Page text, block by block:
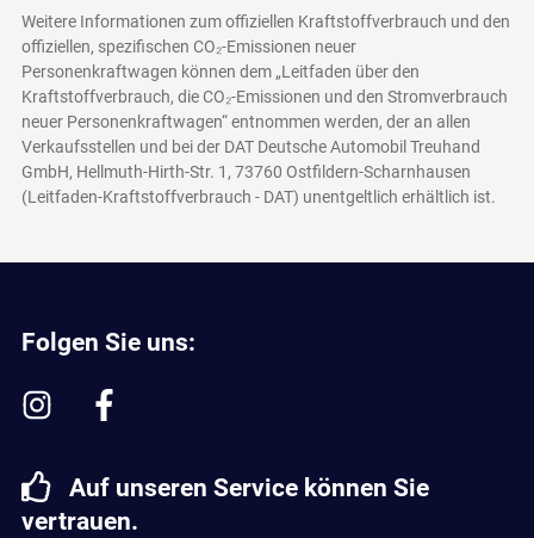
Weitere Informationen zum offiziellen Kraftstoffverbrauch und den
offiziellen, spezifischen CO₂-Emissionen neuer
Personenkraftwagen können dem „Leitfaden über den
Kraftstoffverbrauch, die CO₂-Emissionen und den Stromverbrauch
neuer Personenkraftwagen“ entnommen werden, der an allen
Verkaufsstellen und bei der DAT Deutsche Automobil Treuhand
GmbH, Hellmuth-Hirth-Str. 1, 73760 Ostfildern-Scharnhausen
(Leitfaden-Kraftstoffverbrauch - DAT) unentgeltlich erhältlich ist.
Folgen Sie uns:
Auf unseren Service können Sie
vertrauen.